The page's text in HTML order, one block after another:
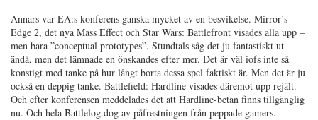
Annars var EA:s konferens ganska mycket av en besvikelse. Mirror’s
Edge 2, det nya Mass Effect och Star Wars: Battlefront visades alla upp –
men bara ”conceptual prototypes”. Stundtals såg det ju fantastiskt ut
ändå, men det lämnade en önskandes efter mer. Det är väl iofs inte så
konstigt med tanke på hur långt borta dessa spel faktiskt är. Men det är ju
också en deppig tanke. Battlefield: Hardline visades däremot upp rejält.
Och efter konferensen meddelades det att Hardline-betan finns tillgänglig
nu. Och hela Battlelog dog av påfrestningen från peppade gamers.